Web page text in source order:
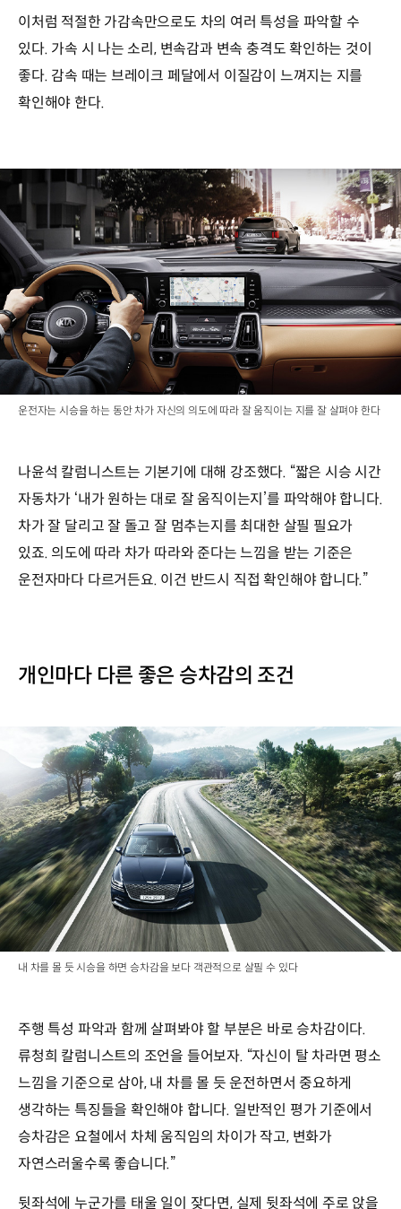
이처럼 적절한 가감속만으로도 차의 여러 특성을 파악할 수
있다. 가속 시 나는 소리, 변속감과 변속 충격도 확인하는 것이
좋다. 감속 때는 브레이크 페달에서 이질감이 느껴지는 지를
확인해야 한다.
운전자는 시승을 하는 동안 차가 자신의 의도에 따라 잘 움직이는 지를 잘 살펴야 한다
나윤석 칼럼니스트는 기본기에 대해 강조했다. “짧은 시승 시간
자동차가 ‘내가 원하는 대로 잘 움직이는지’를 파악해야 합니다.
차가 잘 달리고 잘 돌고 잘 멈추는지를 최대한 살필 필요가
있죠. 의도에 따라 차가 따라와 준다는 느낌을 받는 기준은
운전자마다 다르거든요. 이건 반드시 직접 확인해야 합니다.”
개인마다 다른 좋은 승차감의 조건
내 차를 몰 듯 시승을 하면 승차감을 보다 객관적으로 살필 수 있다
주행 특성 파악과 함께 살펴봐야 할 부분은 바로 승차감이다.
류청희 칼럼니스트의 조언을 들어보자. “자신이 탈 차라면 평소
느낌을 기준으로 삼아, 내 차를 몰 듯 운전하면서 중요하게
생각하는 특징들을 확인해야 합니다. 일반적인 평가 기준에서
승차감은 요철에서 차체 움직임의 차이가 작고, 변화가
자연스러울수록 좋습니다.”
뒷좌석에 누군가를 태울 일이 잦다면, 실제 뒷좌석에 주로 앉을